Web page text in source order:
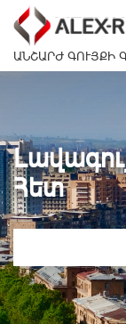
ԱՆՇԱՐԺ ԳՈՒՅՔԻ
Հետ